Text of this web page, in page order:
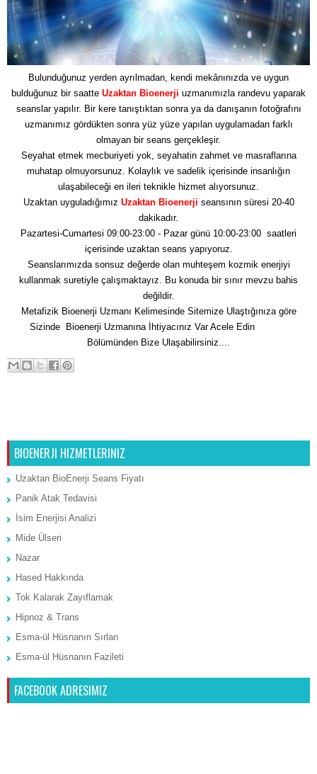
Bulunduğunuz yerden ayrılmadan, kendi mekânınızda ve uygun
bulduğunuz bir saatte Uzaktan Bioenerji uzmanımızla randevu yaparak
seanslar yapılır. Bir kere tanıştıktan sonra ya da danışanın fotoğrafını
uzmanımız gördükten sonra yüz yüze yapılan uygulamadan farklı
olmayan bir seans gerçekleşir.
Seyahat etmek mecburiyeti yok, seyahatin zahmet ve masraflarına
muhatap olmuyorsunuz. Kolaylık ve sadelik içerisinde insanlığın
ulaşabileceği en ileri teknikle hizmet alıyorsunuz.
Uzaktan uyguladığımız Uzaktan Bioenerji seansının süresi 20-40
dakikadır.
Pazartesi-Cumartesi 09:00-23:00 - Pazar günü 10:00-23:00 saatleri
içerisinde uzaktan seans yapıyoruz.
Seanslarımızda sonsuz değerde olan muhteşem kozmik enerjiyi
kullanmak suretiyle çalışmaktayız. Bu konuda bir sınır mevzu bahis
değildir.
Metafizik Bioenerji Uzmanı Kelimesinde Sitemize Ulaştığınıza göre
Sizinde Bioenerji Uzmanına İhtiyacınız Var Acele Edin
Bölümünden Bize Ulaşabilirsiniz....
BIOENERJI HIZMETLERINIZ
Uzaktan BioEnerji Seans Fiyatı
Panik Atak Tedavisi
İsim Enerjisi Analizi
Mide Ülseri
Nazar
Hased Hakkında
Tok Kalarak Zayıflamak
Hipnoz & Trans
Esma-ül Hüsnanın Sırları
Esma-ül Hüsnanın Fazileti
FACEBOOK ADRESIMIZ